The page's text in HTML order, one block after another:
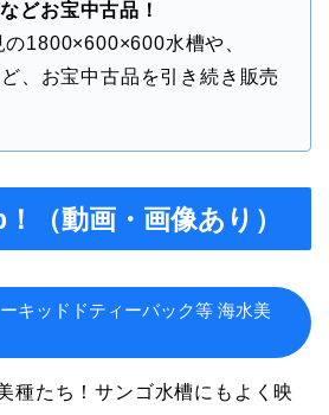
どお宝中古品！
1800×600×600水槽や、
、お宝中古品を引き続き販売
（動画・画像あり）
キッドドティーバック等 海水美
種たち！サンゴ水槽にもよく映